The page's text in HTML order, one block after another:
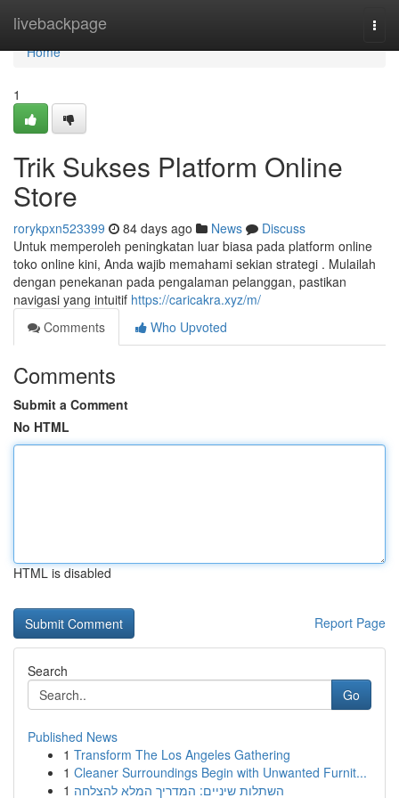
livebackpage
Home
Home
1
Trik Sukses Platform Online
Store
rorykpxn523399 84 days ago News
Discuss
Untuk memperoleh peningkatan luar biasa pada platform online
toko online kini, Anda wajib memahami sekian strategi . Mulailah
dengan penekanan pada pengalaman pelanggan, pastikan
navigasi yang intuitif https://caricakra.xyz/m/
Comments
Who Upvoted
Comments
Submit a Comment
No HTML
HTML is disabled
Report Page
Search
Go
Published News
1 Transform The Los Angeles Gathering
1 Cleaner Surroundings Begin with Unwanted Furnit...
1 השתלות שיניים: המדריך המלא להצלחה